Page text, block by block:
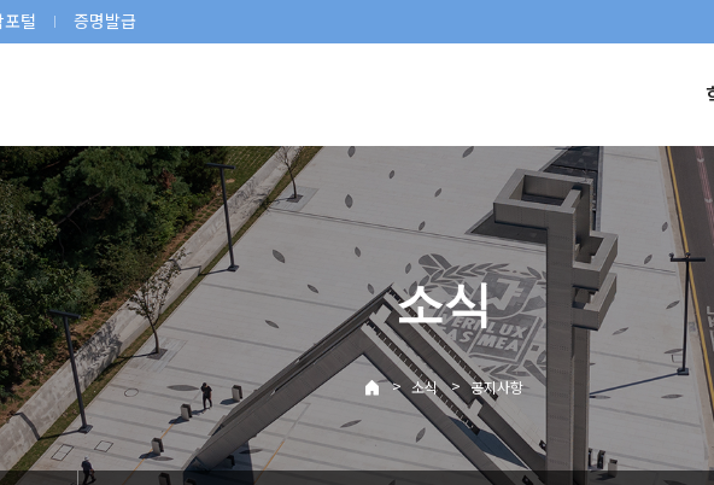
포털 증명발급
소식
> 소식 > 공지사항